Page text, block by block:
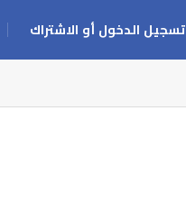
تسجيل الدخول أو الاشتراك